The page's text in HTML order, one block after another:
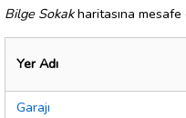
Bilge Sokakharitasına mesafe
Yer Adı
Garajı